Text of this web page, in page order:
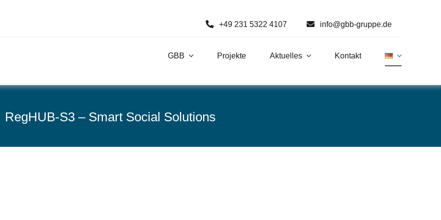
+49 231 5322 4107 info@gbb-gruppe.de
GBB Projekte Aktuelles Kontakt
RegHUB-S3 – Smart Social Solutions